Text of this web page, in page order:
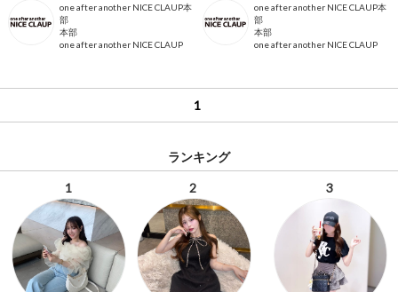
one after another NICE CLAUP本
部
本部
one after another NICE CLAUP
one after another NICE CLAUP本
部
本部
one after another NICE CLAUP
1
ランキング
1 2 3